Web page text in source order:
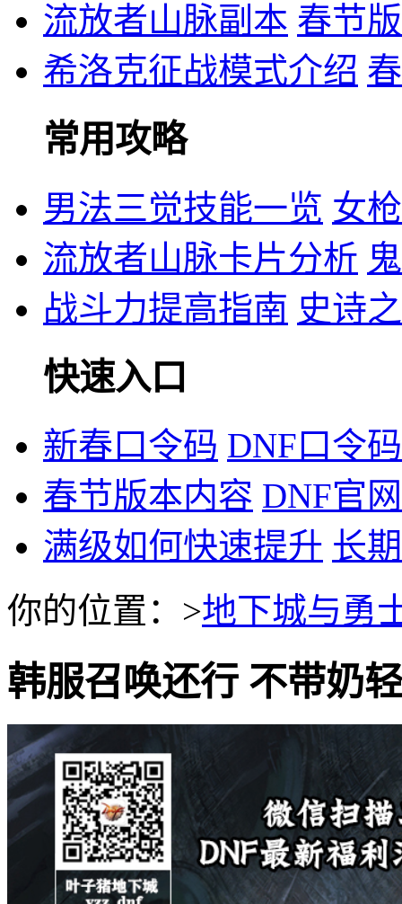
流放者山脉副本 春节
希洛克征战模式介绍
常用攻略
男法三觉技能一览 女
流放者山脉卡片分析
战斗力提高指南 史诗
快速入口
新春口令码 DNF口令
春节版本内容 DNF官网
满级如何快速提升 长
你的位置： >地下城与勇
韩服召唤还行 不带奶